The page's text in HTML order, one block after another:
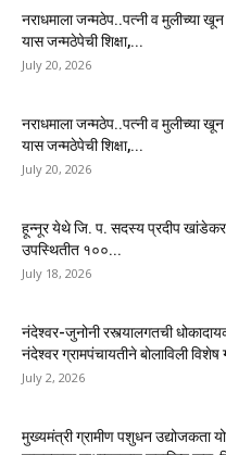
नराधमाला जन्मठेप..पत्नी व मुलीच्या
यास जन्मठेपेची शिक्षा,...
July 20, 2026
नराधमाला जन्मठेप..पत्नी व मुलीच्या
यास जन्मठेपेची शिक्षा,...
July 20, 2026
हून्नूर येथे जि. प. सदस्य प्रदीप खांडेकर
उपस्थितीत १००...
July 18, 2026
नंदेश्वर-जुनोनी रस्त्यालगतची
नंदेश्वर ग्रामपंचायतीने बोलाविली विशेष
July 2, 2026
मुख्यमंत्री ग्रामीण पशुधन उद्योजकता